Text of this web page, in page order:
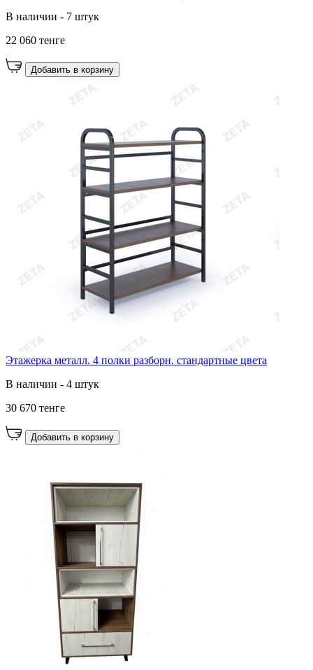
В наличии - 7 штук
22 060 тенге
Добавить в корзину
Этажерка металл. 4 полки разборн. стандартные цвета
В наличии - 4 штук
30 670 тенге
Добавить в корзину